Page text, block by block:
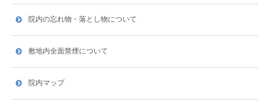
院内の忘れ物・落とし物について
敷地内全面禁煙について
院内マップ